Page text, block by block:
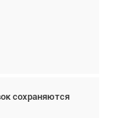
сохраняются
«Фотография
трафик